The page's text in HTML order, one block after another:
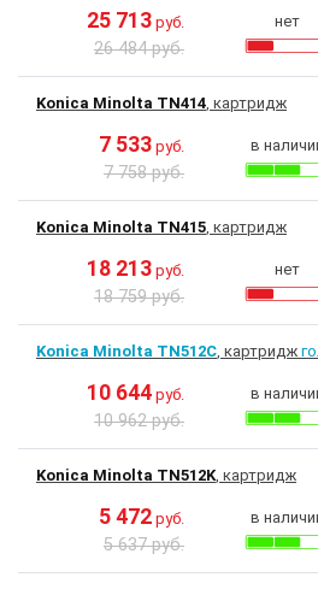
25 713 руб.
26 484 руб.
нет
Konica Minolta TN414, картридж
7 533 руб.
7 758 руб.
в
Konica Minolta TN415, картридж
18 213 руб.
18 759 руб.
нет
Konica Minolta TN512C, картридж
10 644 руб.
10 962 руб.
в
Konica Minolta TN512K, картридж
5 472 руб.
5 637 руб.
в